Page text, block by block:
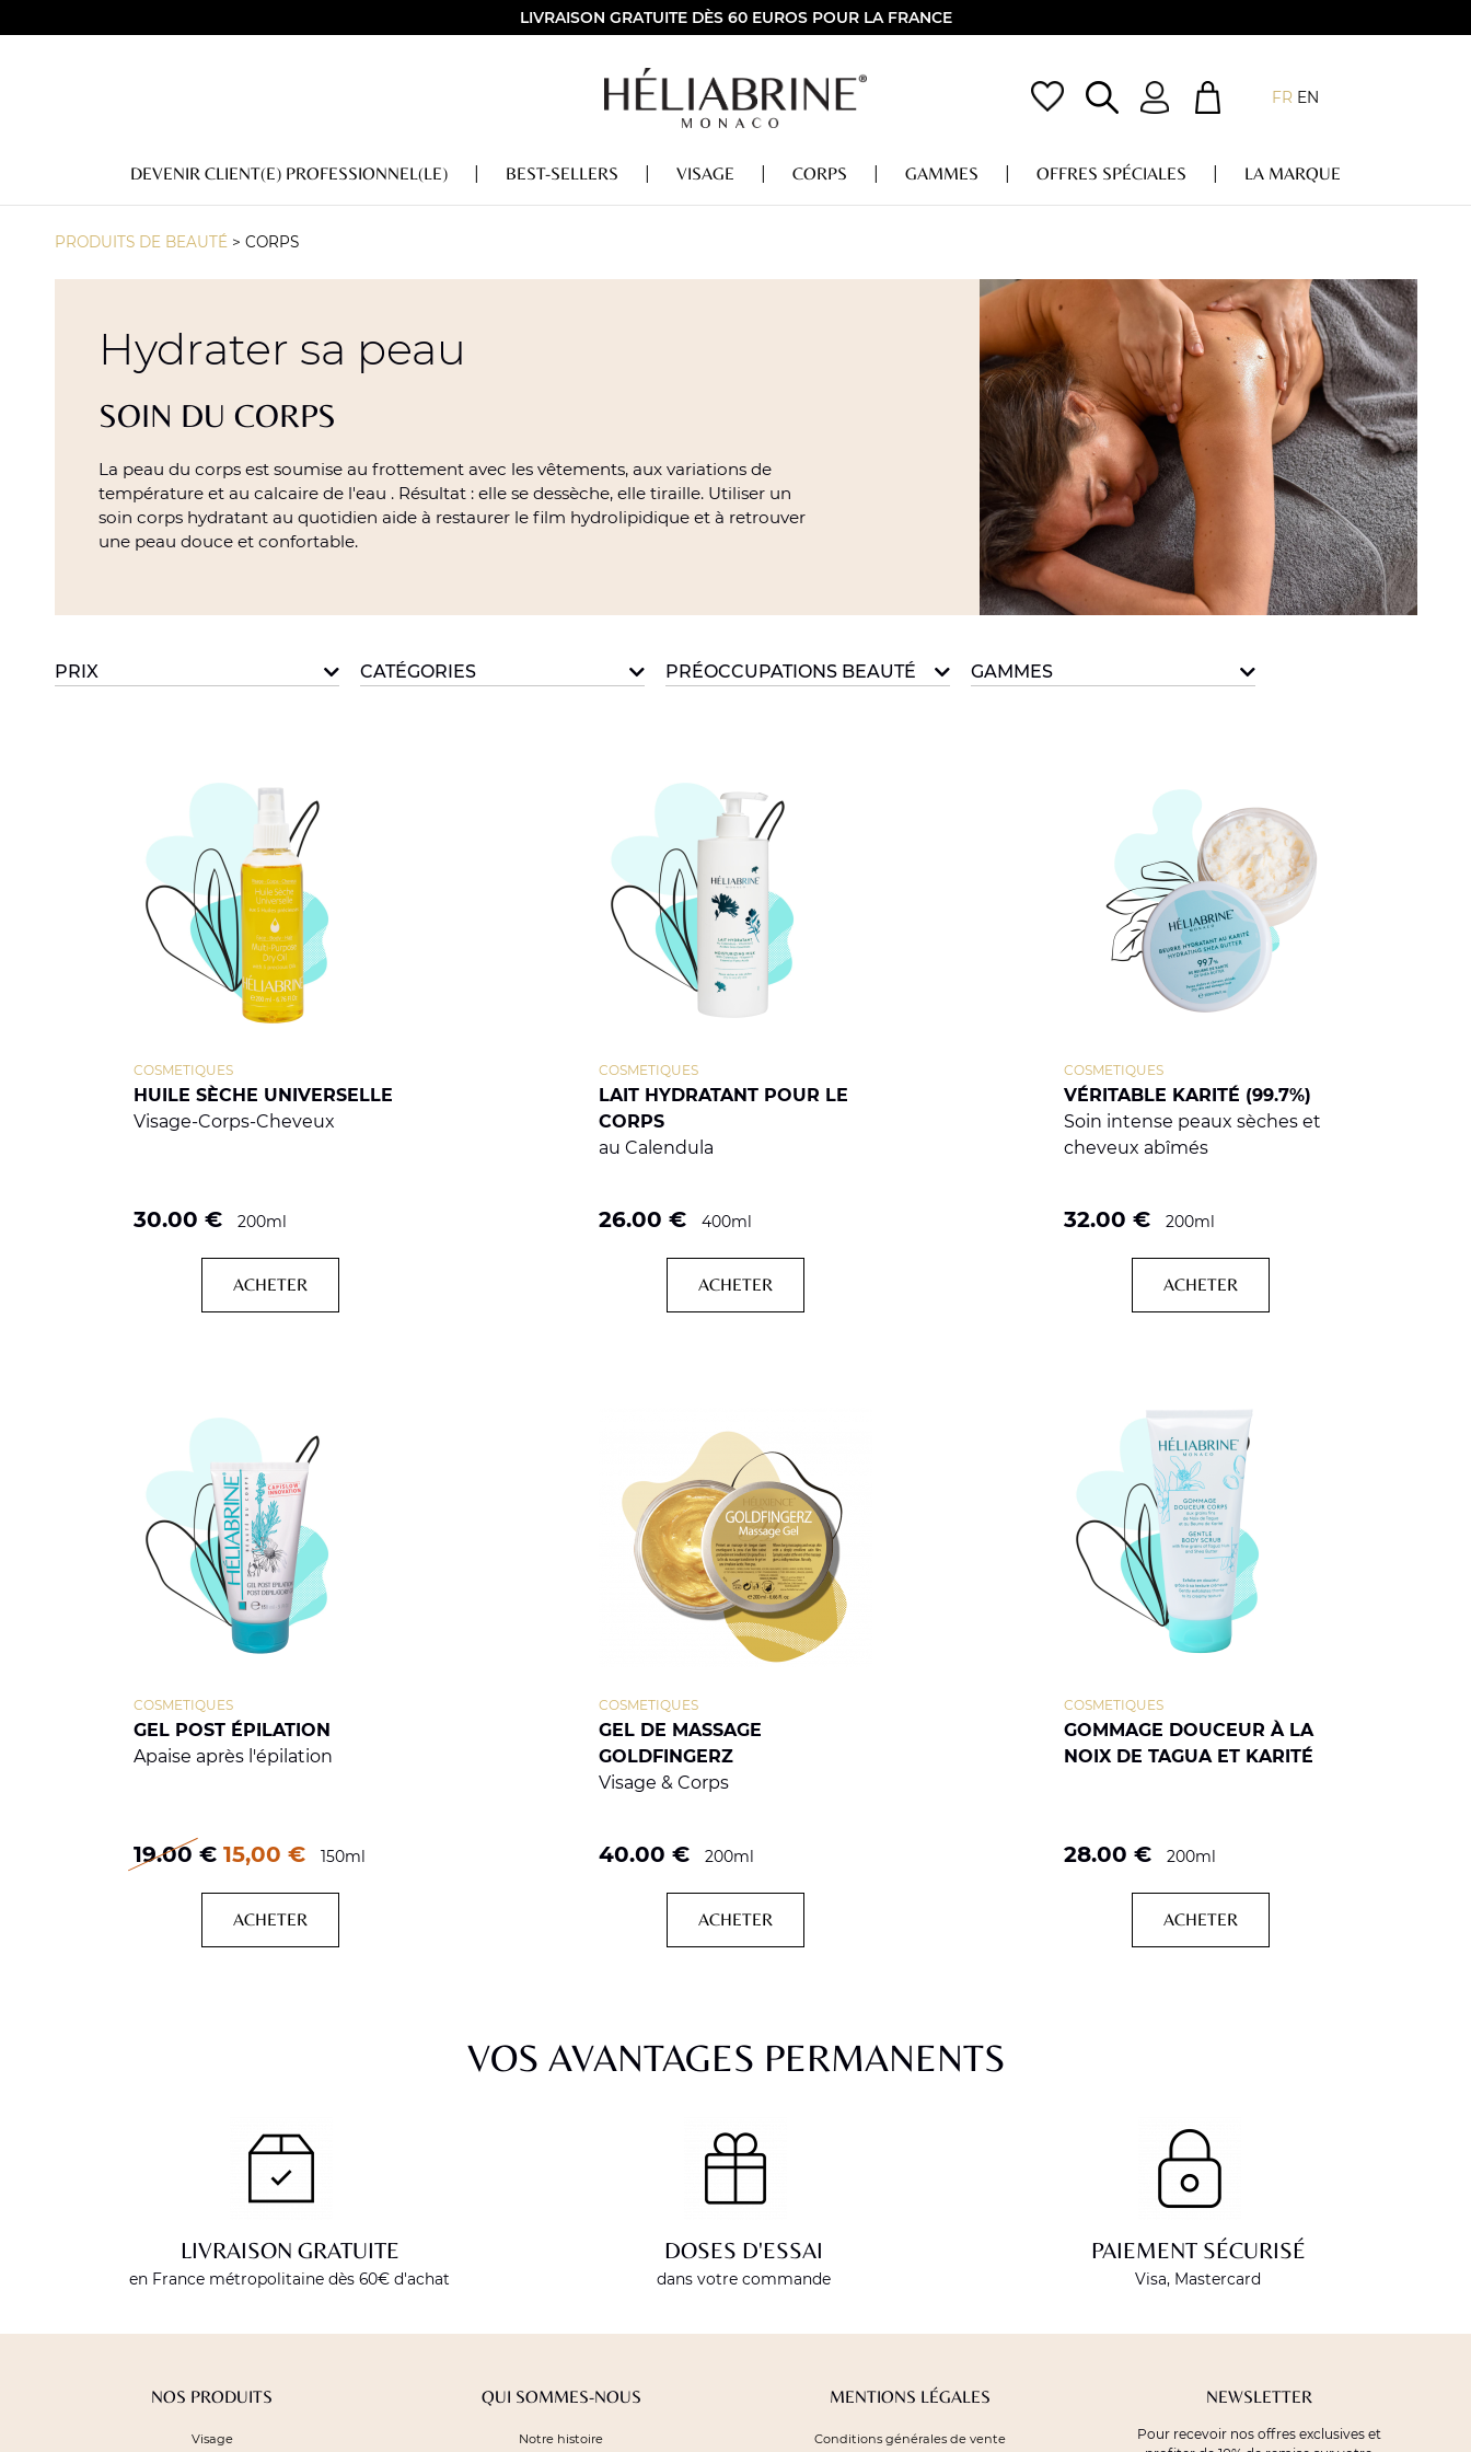
LIVRAISON GRATUITE DÈS 60 EUROS POUR LA FRANCE
FR EN
DEVENIR CLIENT(E) PROFESSIONNEL(LE) BEST-SELLERS VISAGE CORPS GAMMES OFFRES SPÉCIALES LA MARQUE
PRODUITS DE BEAUTÉ > CORPS
Hydrater sa peau
SOIN DU CORPS
La peau du corps est soumise au frottement avec les vêtements, aux variations de
température et au calcaire de l'eau . Résultat : elle se dessèche, elle tiraille. Utiliser un
soin corps hydratant au quotidien aide à restaurer le film hydrolipidique et à retrouver
une peau douce et confortable.
PRIX CATÉGORIES PRÉOCCUPATIONS BEAUTÉ GAMMES
HUILE SÈCHE UNIVERSELLE
COSMETIQUES
Visage-Corps-Cheveux
30.00 € 200ml
ACHETER
LAIT HYDRATANT POUR LE
CORPS
COSMETIQUES
au Calendula
26.00 € 400ml
ACHETER
VÉRITABLE KARITÉ (99.7%)
COSMETIQUES
Soin intense peaux sèches et
cheveux abîmés
32.00 € 200ml
ACHETER
GEL POST ÉPILATION
COSMETIQUES
Apaise après l'épilation
19.00 € 15,00 € 150ml
ACHETER
GEL DE MASSAGE
GOLDFINGERZ
COSMETIQUES
Visage & Corps
40.00 € 200ml
ACHETER
GOMMAGE DOUCEUR À LA
NOIX DE TAGUA ET KARITÉ
COSMETIQUES
28.00 € 200ml
ACHETER
VOS AVANTAGES PERMANENTS
LIVRAISON GRATUITE
en France métropolitaine dès 60€ d'achat
DOSES D'ESSAI
dans votre commande
PAIEMENT SÉCURISÉ
Visa, Mastercard
NOS PRODUITS
Visage
QUI SOMMES-NOUS
Notre histoire
MENTIONS LÉGALES
Conditions générales de vente
NEWSLETTER
Pour recevoir nos offres exclusives et